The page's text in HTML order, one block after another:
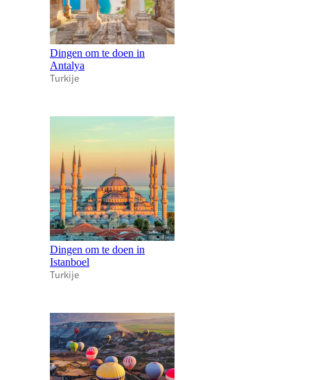
Dingen om te doen in
Antalya
Turkije
Dingen om te doen in
Istanboel
Turkije